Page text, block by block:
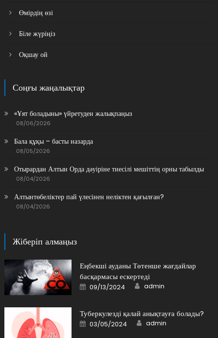
Өмірдің өзі
Біле жүріңіз
Оқшау ой
Соңғы жаңалықтар
«Ұят боладыны» үйретуден жалықпаңыз
08/06/2026
Бала құқы – басты назарда
08/05/2026
Отырардан Алтын Орда дәуіріне тиесілі мешіттің орны табылды
08/04/2026
Алтынтөбеліктер пай үлесінен неліктен қағылған?
08/04/2026
Жіберіп алмаңыз
Еңбекші ауданы Төтенше жағдайлар
басқармасы ескертеді
Posted
on
09/13/2024 Author
admin
Туберкулезді қалай анықтауға болады?
Posted
on
03/05/2024 Author
admin